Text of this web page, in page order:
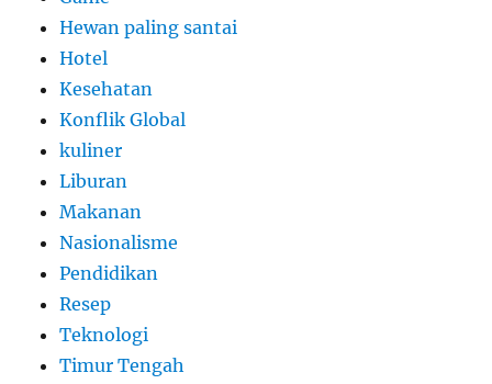
Hewan paling santai
Hotel
Kesehatan
Konflik Global
kuliner
Liburan
Makanan
Nasionalisme
Pendidikan
Resep
Teknologi
Timur Tengah